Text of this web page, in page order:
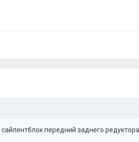
передний заднего